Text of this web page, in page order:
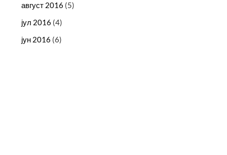
август 2016 (5)
јул 2016 (4)
јун 2016 (6)